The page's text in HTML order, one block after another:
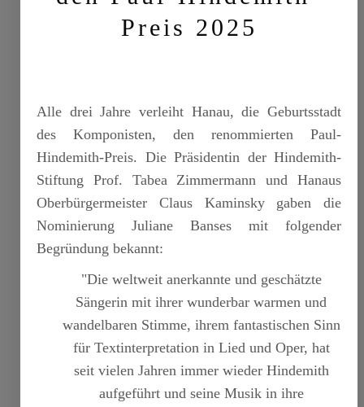
Preis 2025
Alle drei Jahre verleiht Hanau, die Geburtsstadt
des Komponisten, den renommierten Paul-
Hindemith-Preis. Die Präsidentin der Hindemith-
Stiftung Prof. Tabea Zimmermann und Hanaus
Oberbürgermeister Claus Kaminsky gaben die
Nominierung Juliane Banses mit folgender
Begründung bekannt:
"Die weltweit anerkannte und geschätzte
Sängerin mit ihrer wunderbar warmen und
wandelbaren Stimme, ihrem fantastischen Sinn
für Textinterpretation in Lied und Oper, hat
seit vielen Jahren immer wieder Hindemith
aufgeführt und seine Musik in ihre